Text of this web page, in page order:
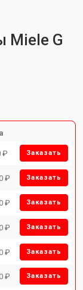
Miele G
₽ Заказать
₽ Заказать
₽ Заказать
₽ Заказать
₽ Заказать
₽ Заказать